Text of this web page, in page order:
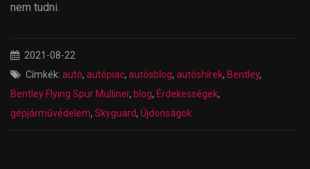
nem tudni.
2021-08-22
Címkék: autó, autópiac, autósblog, autóshírek, Bentley,
Bentley Flying Spur Mulliner, blog, Érdekességek,
gépjárművédelem, Skyguard, Újdonságok